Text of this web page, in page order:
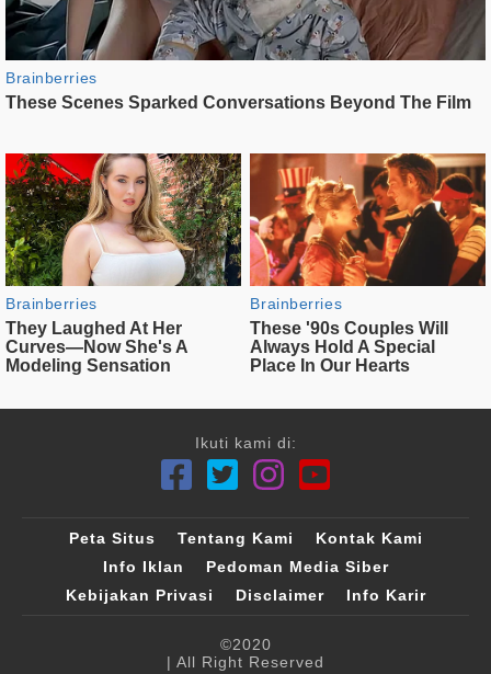
Ikuti kami di:
Peta Situs Tentang Kami
Kontak Kami
Info Iklan
Pedoman Media Siber
Kebijakan Privasi
Disclaimer Info Karir
©2020
| All Right Reserved